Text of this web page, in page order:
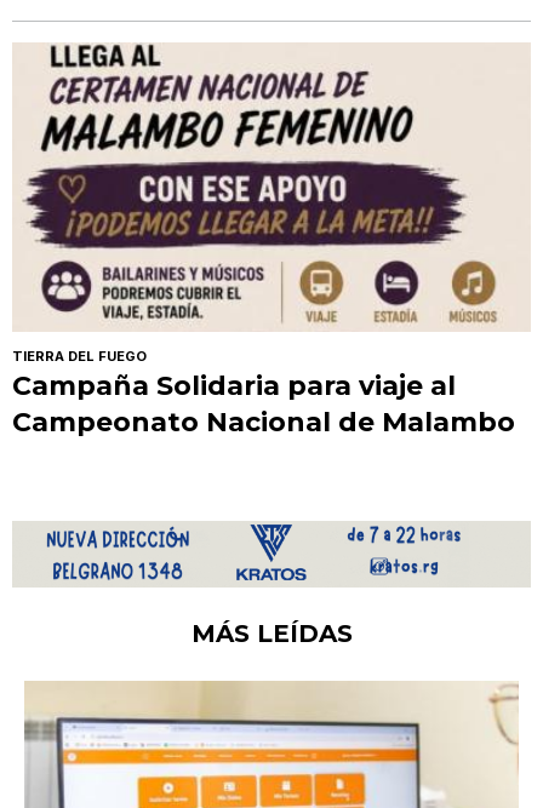
TIERRA DEL FUEGO
Campaña Solidaria para viaje al
Campeonato Nacional de Malambo
MÁS LEÍDAS